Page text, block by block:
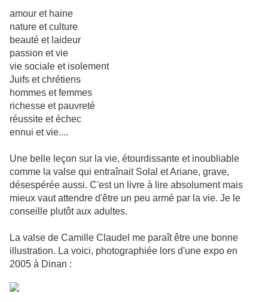
amour et haine
nature et culture
beauté et laideur
passion et vie
vie sociale et isolement
Juifs et chrétiens
hommes et femmes
richesse et pauvreté
réussite et échec
ennui et vie....
Une belle leçon sur la vie, étourdissante et inoubliable
comme la valse qui entraînait Solal et Ariane, grave,
désespérée aussi. C'est un livre à lire absolument mais
mieux vaut attendre d'être un peu armé par la vie. Je le
conseille plutôt aux adultes.
La valse de Camille Claudel me paraît être une bonne
illustration. La voici, photographiée lors d'une expo en
2005 à Dinan :